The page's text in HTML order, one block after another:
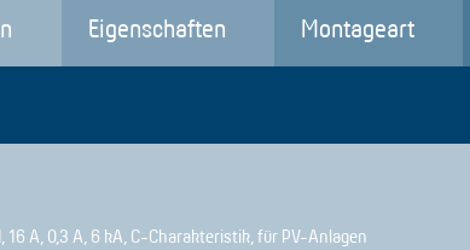
Eigenschaften Montageart
A, 0,3 A, 6 kA, C-Charakteristik, für PV-Anlagen